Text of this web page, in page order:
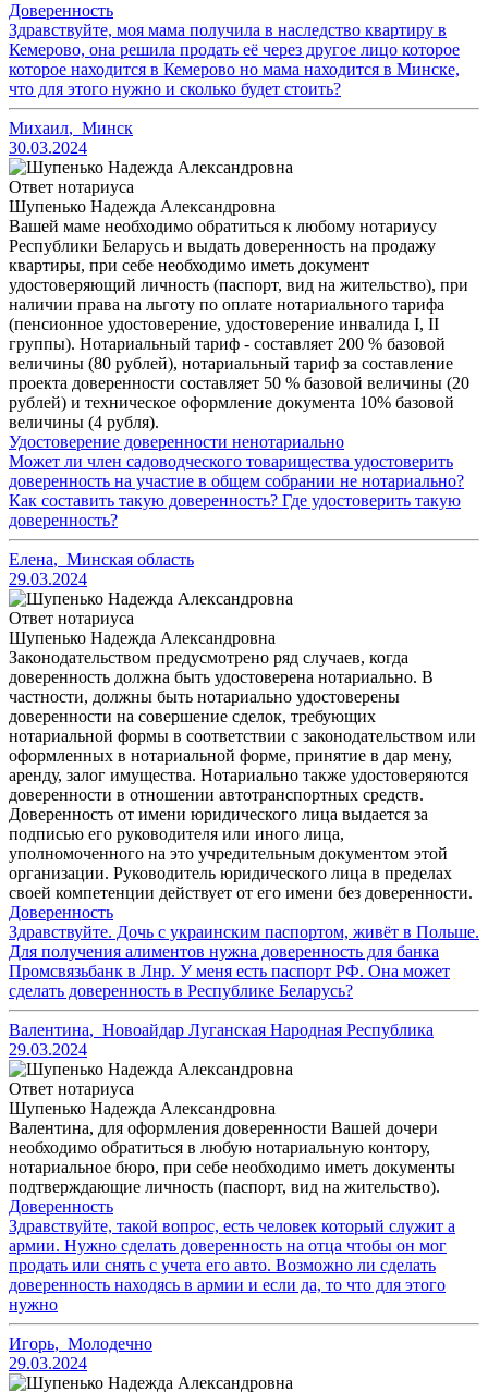
Доверенность
Здравствуйте, моя мама получила в наследство квартиру в
Кемерово, она решила продать её через другое лицо которое
которое находится в Кемерово но мама находится в Минске,
что для этого нужно и сколько будет стоить?
Михаил, Минск
30.03.2024
Ответ нотариуса
Шупенько Надежда Александровна
Вашей маме необходимо обратиться к любому нотариусу
Республики Беларусь и выдать доверенность на продажу
квартиры, при себе необходимо иметь документ
удостоверяющий личность (паспорт, вид на жительство), при
наличии права на льготу по оплате нотариального тарифа
(пенсионное удостоверение, удостоверение инвалида I, II
группы). Нотариальный тариф - составляет 200 % базовой
величины (80 рублей), нотариальный тариф за составление
проекта доверенности составляет 50 % базовой величины (20
рублей) и техническое оформление документа 10% базовой
величины (4 рубля).
Удостоверение доверенности ненотариально
Может ли член садоводческого товарищества удостоверить
доверенность на участие в общем собрании не нотариально?
Как составить такую доверенность? Где удостоверить такую
доверенность?
Елена, Минская область
29.03.2024
Ответ нотариуса
Шупенько Надежда Александровна
Законодательством предусмотрено ряд случаев, когда
доверенность должна быть удостоверена нотариально. В
частности, должны быть нотариально удостоверены
доверенности на совершение сделок, требующих
нотариальной формы в соответствии с законодательством или
оформленных в нотариальной форме, принятие в дар мену,
аренду, залог имущества. Нотариально также удостоверяются
доверенности в отношении автотранспортных средств.
Доверенность от имени юридического лица выдается за
подписью его руководителя или иного лица,
уполномоченного на это учредительным документом этой
организации. Руководитель юридического лица в пределах
своей компетенции действует от его имени без доверенности.
Доверенность
Здравствуйте. Дочь с украинским паспортом, живёт в Польше.
Для получения алиментов нужна доверенность для банка
Промсвязьбанк в Лнр. У меня есть паспорт РФ. Она может
сделать доверенность в Республике Беларусь?
Валентина, Новоайдар Луганская Народная Республика
29.03.2024
Ответ нотариуса
Шупенько Надежда Александровна
Валентина, для оформления доверенности Вашей дочери
необходимо обратиться в любую нотариальную контору,
нотариальное бюро, при себе необходимо иметь документы
подтверждающие личность (паспорт, вид на жительство).
Доверенность
Здравствуйте, такой вопрос, есть человек который служит а
армии. Нужно сделать доверенность на отца чтобы он мог
продать или снять с учета его авто. Возможно ли сделать
доверенность находясь в армии и если да, то что для этого
нужно
Игорь, Молодечно
29.03.2024